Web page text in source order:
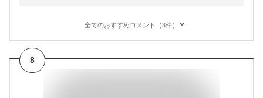
全てのおすすめコメント（3件）
8